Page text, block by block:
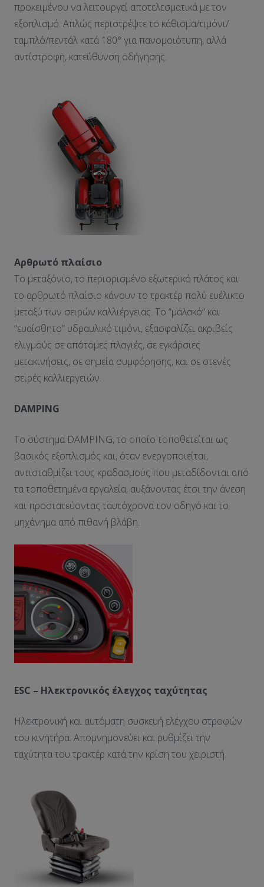
προκειμένου να λειτουργεί αποτελεσματικά με τον
εξοπλισμό. Απλώς περιστρέψτε το κάθισμα/τιμόνι/
ταμπλό/πεντάλ κατά 180° για πανομοιότυπη, αλλά
αντίστροφη, κατεύθυνση οδήγησης.
Αρθρωτό πλαίσιο
Το μεταξόνιο, το περιορισμένο εξωτερικό πλάτος και
το αρθρωτό πλαίσιο κάνουν το τρακτέρ πολύ ευέλικτο
μεταξύ των σειρών καλλιέργειας. Το “μαλακό” και
“ευαίσθητο” υδραυλικό τιμόνι, εξασφαλίζει ακριβείς
ελιγμούς σε απότομες πλαγιές, σε εγκάρσιες
μετακινήσεις, σε σημεία συμφόρησης, και σε στενές
σειρές καλλιεργειών.
DAMPING
Το σύστημα DAMPING, το οποίο τοποθετείται ως
βασικός εξοπλισμός και, όταν ενεργοποιείται,
αντισταθμίζει τους κραδασμούς που μεταδίδονται από
τα τοποθετημένα εργαλεία, αυξάνοντας έτσι την άνεση
και προστατεύοντας ταυτόχρονα τον οδηγό και το
μηχάνημα από πιθανή βλάβη.
ESC – Ηλεκτρονικός έλεγχος ταχύτητας
Ηλεκτρονική και αυτόματη συσκευή ελέγχου στροφών
του κινητήρα. Απομνημονεύει και ρυθμίζει την
ταχύτητα του τρακτέρ κατά την κρίση του χειριστή.